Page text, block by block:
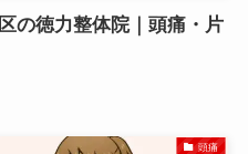
の徳力整体院｜頭痛・片
頭痛